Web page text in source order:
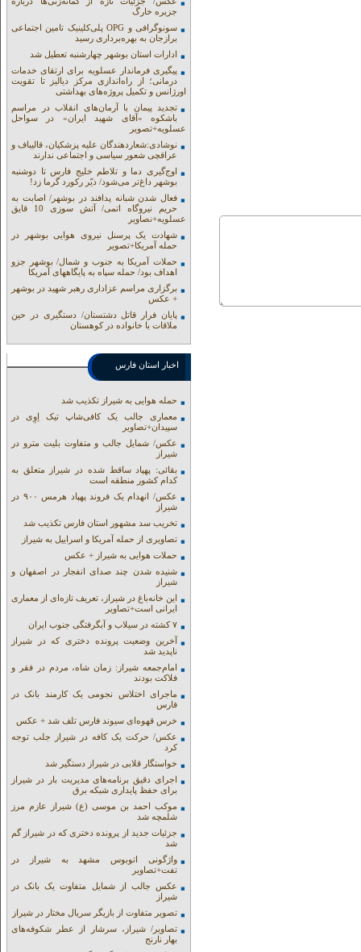
جزیره خارگ
سونوگرافی و OPG پلی‌کلینیک تامین اجتماعی
برازجان به بهره‌برداری رسید
ادارات استان بوشهر چهارشنبه تعطیل شد
پیگیری فرماندار عسلویه برای ارتقای خدمات
درمانی؛ از راه‌اندازی مرکز دیالیز تا تقویت
اورژانس و تکمیل پروژه‌های بهداشتی
تجدید پیمان با آرمان‌های انقلاب در مراسم
باشکوه «آقای شهید ایران» در سواحل
عسلویه+تصویر
نوشادی:شعاردهندگان علیه پزشکیان، قالیباف و
عراقچی شعور سیاسی و اجتماعی ندارند
اوج‌گیری دما و تلاطم خلیج فارس تا دوشنبه
بوشهر داغ‌تر می‌شود/ دیّر رکورد گرما زد!
فعال شدن شبانه پدافند در بوشهر/ اصابت به
حریم نیروگاه اتمی/ آتش سوزی 10 قایق
عسلویه+نصاویر
شهادت یک پرسنل نیروی هوایی بوشهر در
حمله آمریکا+تصویر
حملات آمریکا به جنوب و شمال/ بوشهر جزو
اهداف بود/ حمله سپاه به پایگاههای آمریکا
برگزاری مراسم عزاداری رهبر شهید در بوشهر
+ عکس
پایان فرار قاتل دشتستان/ دستگیری در حین
ملاقات با خانواده در کوهستان
اخبار استان فارس
حمله هوایی به شیراز تکذیب شد
معماری جالب یک کافی‌شاپ تیک اِوِی در
سپیدان+تصاویر
عکس/ شمایل جالب و متفاوت بلیت مترو در
شیراز
بقائی: پهپاد ساقط شده در شیراز متعلق به
کدام کشور منطقه است
عکس/ انهدام یک فروند پهپاد هرمس ۹۰۰ در
شیراز
تخریب سد مشهور استان فارس تکذیب شد
تصاویری از حمله آمریکا و اسراییل به شیراز
حملات هوایی به شیراز + عکس
شنیده شدن چند صدای انفجار در اصفهان و
شیراز
این خانه‌باغ در شیراز، تعریف تازه‌ای از معماری
ایرانی است+تصاویر
۷ کشته در سیلاب و آبگرفتگی جنوب ایران
آخرین وضعیت پرونده دختری که در شیراز
ناپدید شد
امام‌جمعه شیراز: زمان شاه، مردم در فقر و
فلاکت بودند
ماجرای اختلاس نجومی یک کارمند بانک در
فارس
خرس قهوه‌ای سیوند فارس تلف شد + عکس
عکس/ حرکت یک کافه در شیراز جلب توجه
کرد
خواستگار قلابی در شیراز دستگیر شد
اجرای دقیق برنامه‌های مدیریت بار در شیراز
برای حفظ پایداری شبکه برق
موکب احمد بن موسی (ع) شیراز عازم مرز
شلمچه شد
جزئیات جدید از پرونده دختری که در شیراز گم
شد
واژگونی اتوبوس مشهد به شیراز در
تفت+تصاویر
عکس جالب از شمایل متفاوت یک بانک در
شیراز
تصویر متفاوت از بازیگر سریال مختار در شیراز
تصاویر/ شیراز، سرشار از عطر شکوفه‌های
بهار نارنج